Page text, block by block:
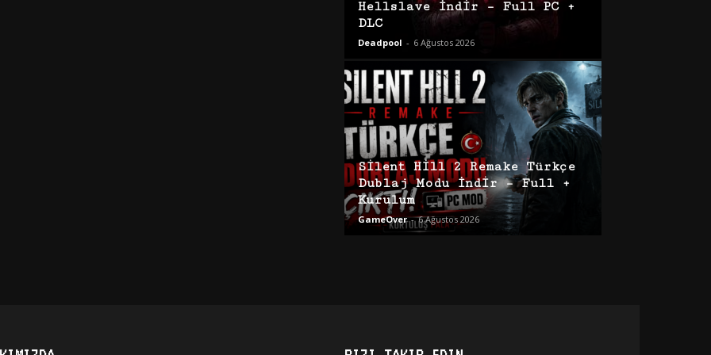
Hellslave İndir – Full PC +
DLC
Deadpool - 6 Ağustos 2026
Silent Hill 2 Remake Türkçe
Dublaj Modu İndir – Full +
Kurulum
GameOver - 6 Ağustos 2026